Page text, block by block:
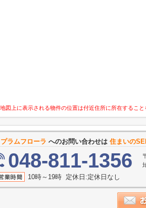
図上に表示される物件の位置は付近住所に所在するこ
プラムフローラ へのお問い合わせは 住まいの
048-811-1356
10時～19時 定休日:定休日なし